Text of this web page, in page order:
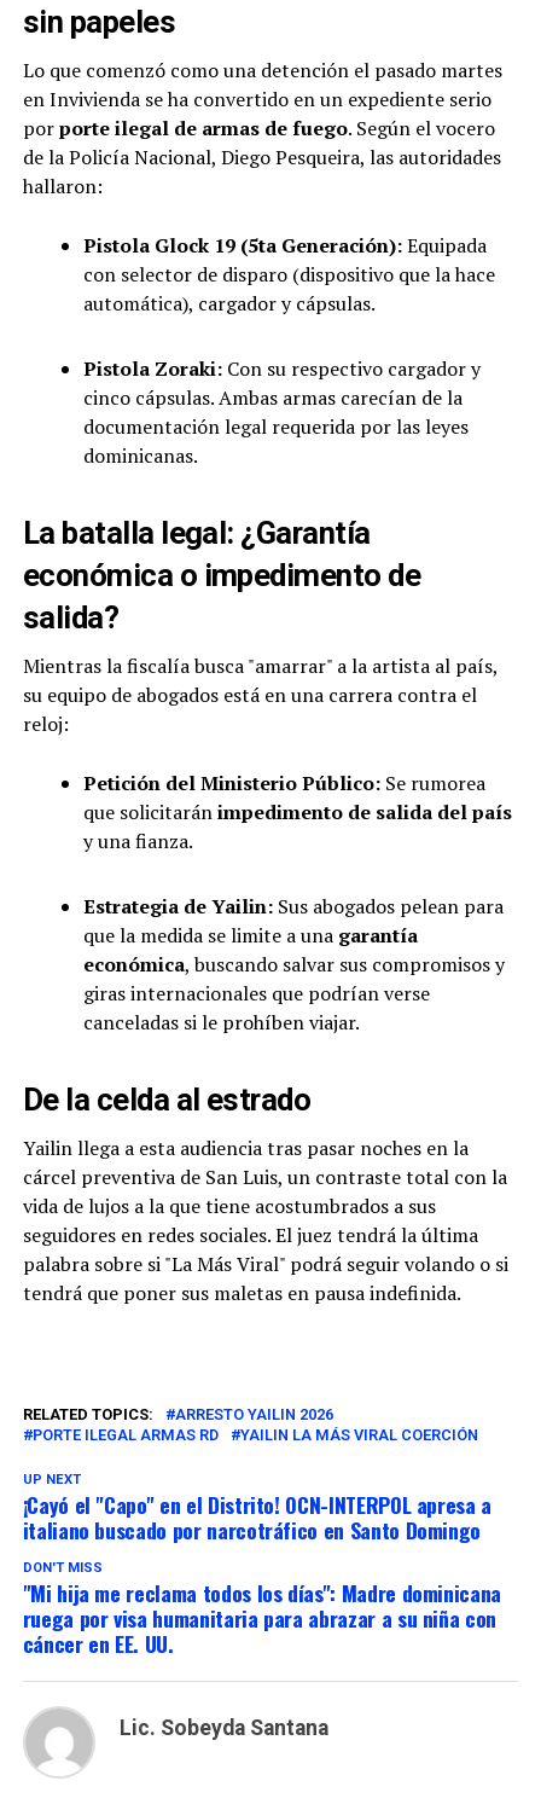
sin papeles
Lo que comenzó como una detención el pasado martes
en Invivienda se ha convertido en un expediente serio
porporte ilegal de armas de fuego. Según el vocero
de la Policía Nacional, Diego Pesqueira, las autoridades
hallaron:
Pistola Glock 19 (5ta Generación):Equipada
con selector de disparo (dispositivo que la hace
automática), cargador y cápsulas.
Pistola Zoraki:Con su respectivo cargador y
cinco cápsulas. Ambas armas carecían de la
documentación legal requerida por las leyes
dominicanas.
La batalla legal: ¿Garantía
económica o impedimento de
salida?
Mientras la fiscalía busca "amarrar" a la artista al país,
su equipo de abogados está en una carrera contra el
reloj:
Petición del Ministerio Público:Se rumorea
que solicitaránimpedimento de salida del país
y una fianza.
Estrategia de Yailin:Sus abogados pelean para
que la medida se limite a una garantía
económica, buscando salvar sus compromisos y
giras internacionales que podrían verse
canceladas si le prohíben viajar.
De la celda al estrado
Yailin llega a esta audiencia tras pasar noches en la
cárcel preventiva de San Luis, un contraste total con la
vida de lujos a la que tiene acostumbrados a sus
seguidores en redes sociales. El juez tendrá la última
palabra sobre si "La Más Viral" podrá seguir volando o si
tendrá que poner sus maletas en pausa indefinida.
RELATED TOPICS:
ARRESTO YAILIN 2026
PORTE ILEGAL ARMAS RD
YAILIN LA MÁS VIRAL COERCIÓN
UP NEXT
¡Cayó el "Capo" en el Distrito! OCN-INTERPOL apresa a
italiano buscado por narcotráfico en Santo Domingo
DON'T MISS
"Mi hija me reclama todos los días": Madre dominicana
ruega por visa humanitaria para abrazar a su niña con
cáncer en EE. UU.
Lic. Sobeyda Santana